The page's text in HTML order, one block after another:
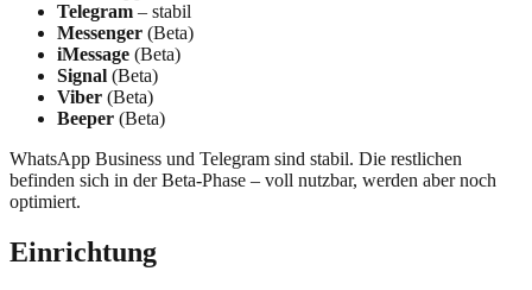
Telegram – stabil
Messenger (Beta)
iMessage (Beta)
Signal (Beta)
Viber (Beta)
Beeper (Beta)
WhatsApp Business und Telegram sind stabil. Die restlichen
befinden sich in der Beta-Phase – voll nutzbar, werden aber noch
optimiert.
Einrichtung